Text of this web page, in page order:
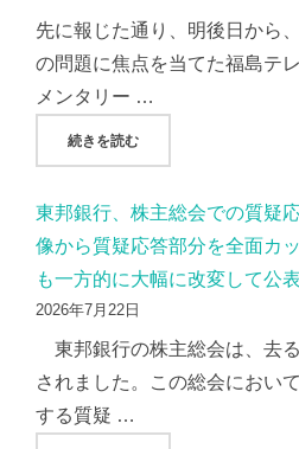
先に報じた通り、明後日から
の問題に焦点を当てた福島テ
メンタリー …
続きを読む"「かげる針路」、全国
東邦銀行、株主総会での質疑
像から質疑応答部分を全面カ
も一方的に大幅に改変して公表
2026年7月22日
東邦銀行の株主総会は、去
されました。この総会におい
する質疑 …